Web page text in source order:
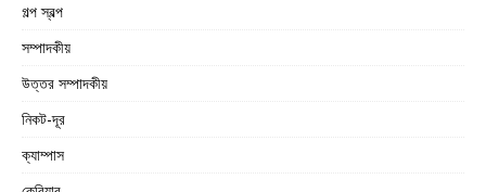
গল্প স্বল্প
সম্পাদকীয়
উত্তর সম্পাদকীয়
নিকট-দূর
ক্যাম্পাস